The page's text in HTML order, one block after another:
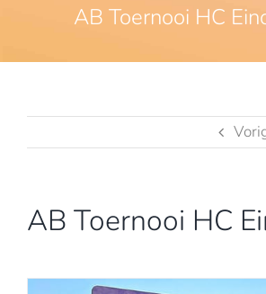
AB Toernooi HC
AB Toernooi HC